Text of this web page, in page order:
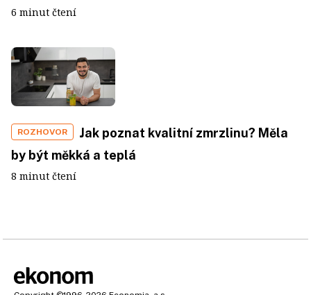
6 minut čtení
ROZHOVOR
Jak poznat kvalitní zmrzlinu? Měla
by být měkká a teplá
8 minut čtení